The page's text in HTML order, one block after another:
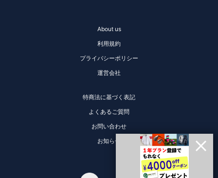
About us
利用規約
プライバシーポリシー
運営会社
特商法に基づく表記
よくあるご質問
お問い合わせ
お知らせ